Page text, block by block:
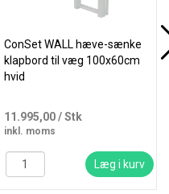
ConSet WALL hæve-sænke
klapbord til væg 100x60cm
hvid
11.995,00/ Stk
inkl. moms
Læg i kurv